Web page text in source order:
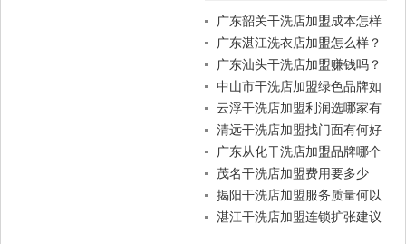
广东韶关干洗店加盟成本怎样
控制？
广东湛江洗衣店加盟怎么样？
广东汕头干洗店加盟赚钱吗？
中山市干洗店加盟绿色品牌如
何？
云浮干洗店加盟利润选哪家有
优势？
清远干洗店加盟找门面有何好
建议？
广东从化干洗店加盟品牌哪个
好？
茂名干洗店加盟费用要多少
钱？
揭阳干洗店加盟服务质量何以
保证？
湛江干洗店加盟连锁扩张建议